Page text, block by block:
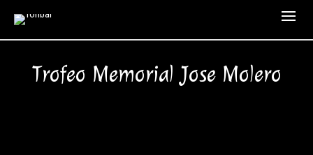
Trofeo Memorial Jose Molero